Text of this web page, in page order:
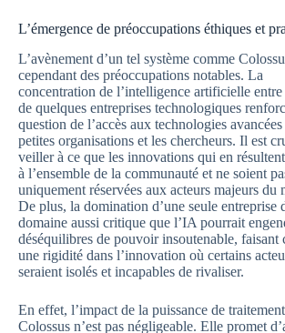
L’émergence de préoccupations éthiques et
L’avènement d’un tel système comme
cependant des préoccupations notables. La
concentration de l’intelligence artificielle entre
de quelques entreprises technologiques
question de l’accès aux technologies
petites organisations et les chercheurs. Il est
veiller à ce que les innovations qui en
à l’ensemble de la communauté et ne soient
uniquement réservées aux acteurs majeurs du
De plus, la domination d’une seule entreprise
domaine aussi critique que l’IA pourrait
déséquilibres de pouvoir insoutenable, faisant
une rigidité dans l’innovation où certains
seraient isolés et incapables de rivaliser.
En effet, l’impact de la puissance de
Colossus n’est pas négligeable. Elle promet